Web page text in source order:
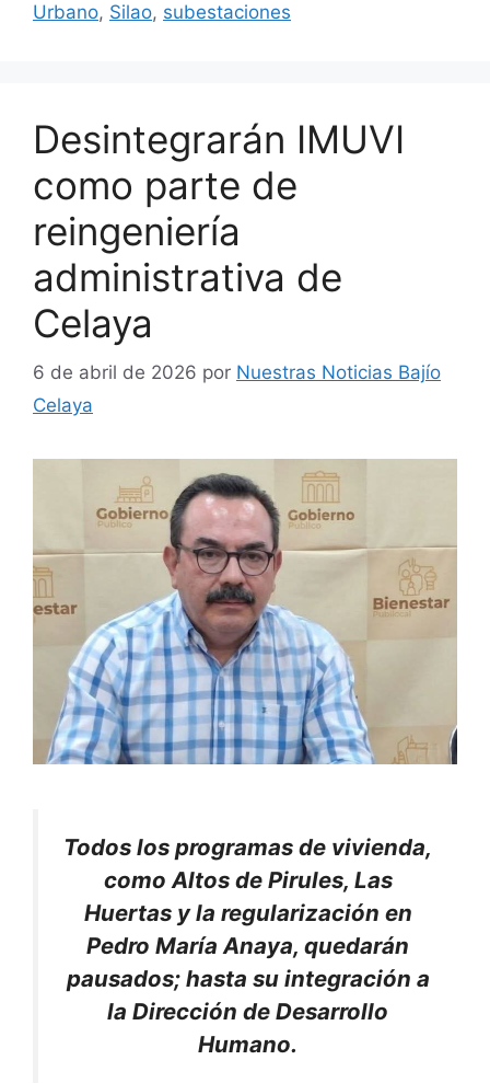
Urbano, Silao, subestaciones
Desintegrarán IMUVI
como parte de
reingeniería
administrativa de
Celaya
6 de abril de 2026 por Nuestras Noticias Bajío
Celaya
Todos los programas de vivienda,
como Altos de Pirules, Las
Huertas y la regularización en
Pedro María Anaya, quedarán
pausados; hasta su integración a
la Dirección de Desarrollo
Humano.